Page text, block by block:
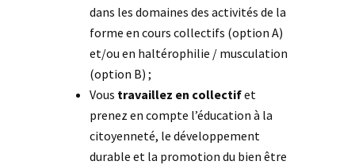
dans les domaines des activités de la
forme en cours collectifs (option A)
et/ou en haltérophilie / musculation
(option B) ;
Vous travaillez en collectifet
prenez en compte l’éducation à la
citoyenneté, le développement
durable et la promotion du bien être